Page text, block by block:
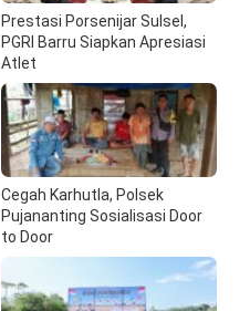
Prestasi Porsenijar Sulsel,
PGRI Barru Siapkan Apresiasi
Atlet
Cegah Karhutla, Polsek
Pujananting Sosialisasi Door
to Door